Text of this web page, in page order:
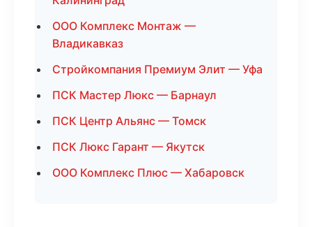
ООО Комплекс Монтаж —
Владикавказ
Стройкомпания Премиум Элит — Уфа
ПСК Мастер Люкс — Барнаул
ПСК Центр Альянс — Томск
ПСК Люкс Гарант — Якутск
ООО Комплекс Плюс — Хабаровск